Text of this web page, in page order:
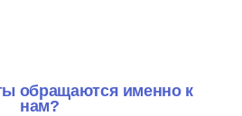
обращаются именно к
нам?